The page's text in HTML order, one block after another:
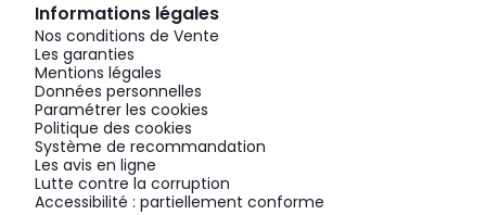
Informations légales
Nos conditions de Vente
Les garanties
Mentions légales
Données personnelles
Paramétrer les cookies
Politique des cookies
Système de recommandation
Les avis en ligne
Lutte contre la corruption
Accessibilité : partiellement conforme